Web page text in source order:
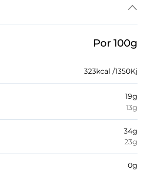
Por 100g
323kcal /1350Kj
19g
13g
34g
23g
0g